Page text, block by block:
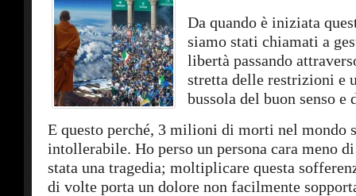
Da quando è iniziata
siamo stati chiamati a
libertà passando
stretta delle restrizioni e
bussola del buon senso e
E questo perché, 3 milioni di morti nel mondo
intollerabile. Ho perso un persona cara meno
stata una tragedia; moltiplicare questa
di volte porta un dolore non facilmente